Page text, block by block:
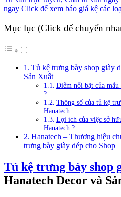
ngay Click để xem báo giá kệ các
Mục lục (Click để chuyển
Tủ kệ trưng bày shop giày
Sản Xuất
Điểm nổi bật của mẫu
?
Thông số của tủ kệ
Hanatech
Lợi ích của việc sở
Hanatech ?
Hanatech – Thương hiệu
trưng bày giày dép cho Shop
Tủ kệ trưng bày shop
Hanatech Decor và